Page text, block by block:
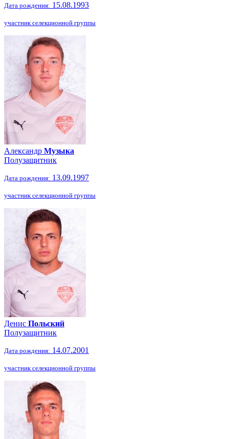
Дата рождения: 15.08.1993
участник селекционной группы
Александр Музыка
Полузащитник
Дата рождения: 13.09.1997
участник селекционной группы
Денис Польский
Полузащитник
Дата рождения: 14.07.2001
участник селекционной группы